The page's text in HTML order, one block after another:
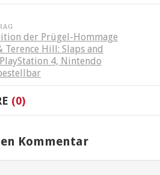
der Prügel-Hommage
Terence Hill: Slaps and
4, Nintendo
(0)
Kommentar